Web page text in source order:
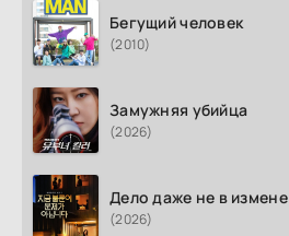
Бегущий человек
(2010)
Замужняя убийца
(2026)
Дело даже не в измене
(2026)